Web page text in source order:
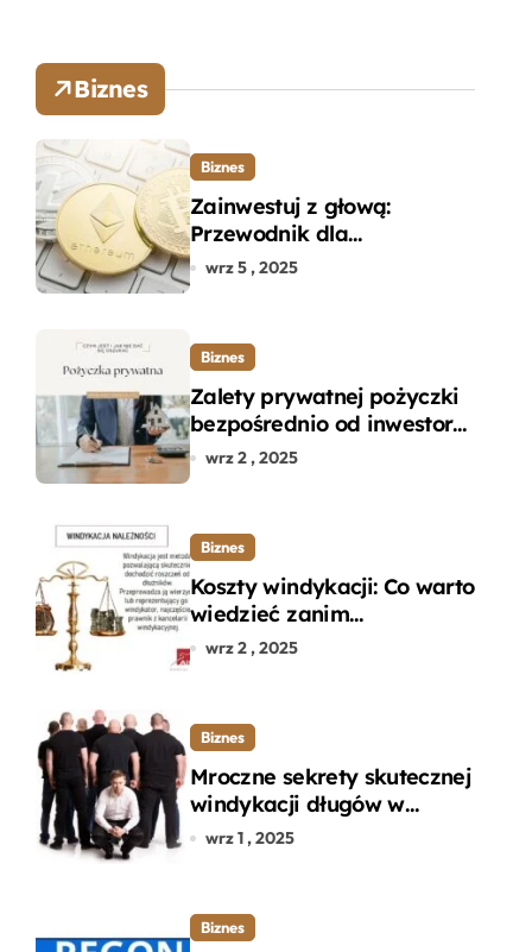
Biznes
Biznes
Zainwestuj z głową:
Przewodnik dla
początkujących w zakupie
wrz 5 , 2025
Biznes
Zalety prywatnej pożyczki
bezpośrednio od inwestora
– dlaczego warto?
wrz 2 , 2025
Biznes
Koszty windykacji: Co warto
wiedzieć zanim
zdecydujesz się na
wrz 2 , 2025
Biznes
Mroczne sekrety skutecznej
windykacji długów w
departamencie windykacji
wrz 1 , 2025
Biznes